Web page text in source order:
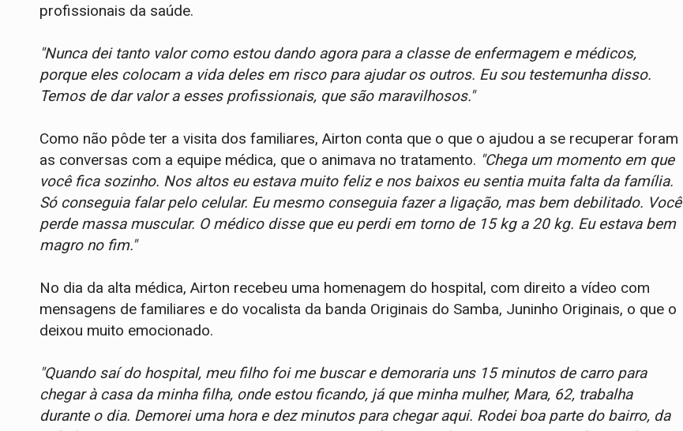
profissionais da saúde.
"Nunca dei tanto valor como estou dando agora para a classe de enfermagem e médicos,
porque eles colocam a vida deles em risco para ajudar os outros. Eu sou testemunha disso.
Temos de dar valor a esses profissionais, que são maravilhosos."
Como não pôde ter a visita dos familiares, Airton conta que o que o ajudou a se recuperar foram
as conversas com a equipe médica, que o animava no tratamento. "Chega um momento em que
você fica sozinho. Nos altos eu estava muito feliz e nos baixos eu sentia muita falta da família.
Só conseguia falar pelo celular. Eu mesmo conseguia fazer a ligação, mas bem debilitado. Você
perde massa muscular. O médico disse que eu perdi em torno de 15 kg a 20 kg. Eu estava bem
magro no fim."
No dia da alta médica, Airton recebeu uma homenagem do hospital, com direito a vídeo com
mensagens de familiares e do vocalista da banda Originais do Samba, Juninho Originais, o que o
deixou muito emocionado.
"Quando saí do hospital, meu filho foi me buscar e demoraria uns 15 minutos de carro para
chegar à casa da minha filha, onde estou ficando, já que minha mulher, Mara, 62, trabalha
durante o dia. Demorei uma hora e dez minutos para chegar aqui. Rodei boa parte do bairro, da